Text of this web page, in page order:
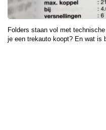
Folders staan vol met
je een trekauto koopt? En wat is